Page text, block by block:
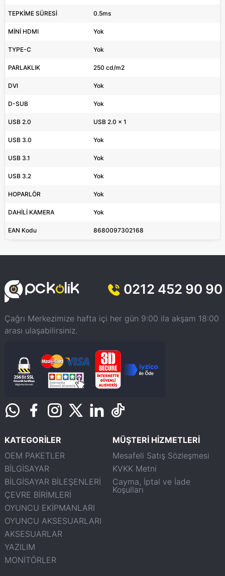
TEPKİME SÜRESİ 0.5ms
MİNİ HDMI Yok
TYPE-C Yok
PARLAKLIK 250 cd/m2
DVI Yok
D-SUB Yok
USB 2.0 USB 2.0 x 1
USB 3.0 Yok
USB 3.1 Yok
USB 3.2 Yok
HOPARLÖR Yok
DAHİLİ KAMERA Yok
EAN Kodu 8680097302168
0212 452 90 90
Çağrı Merkezimize hafta içi her gün 9:00 ila akşam 18:00
arası ulaşabilirsiniz.
KATEGORİLER
OEM PAKETLER
BİLGİSAYAR
BİLGİSAYAR BİLEŞENLERİ
ÇEVRE BİRİMLERİ
OYUNCU EKİPMANLARI
OYUNCU AKSESUARLARI
AKSESUARLAR
YAZILIM
MONİTÖRLER
MÜŞTERİ HİZMETLERİ
Mesafeli Satış Sözleşmesi
KVKK Metni
Cayma, İptal ve İade
Koşulları